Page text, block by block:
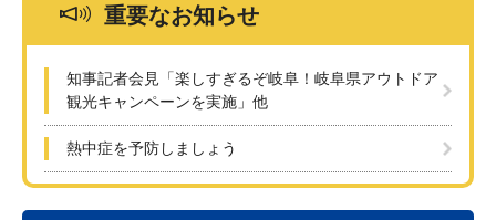
重要なお知らせ
知事記者会見「楽しすぎるぞ岐阜！岐阜県アウトドア
観光キャンペーンを実施」他
熱中症を予防しましょう